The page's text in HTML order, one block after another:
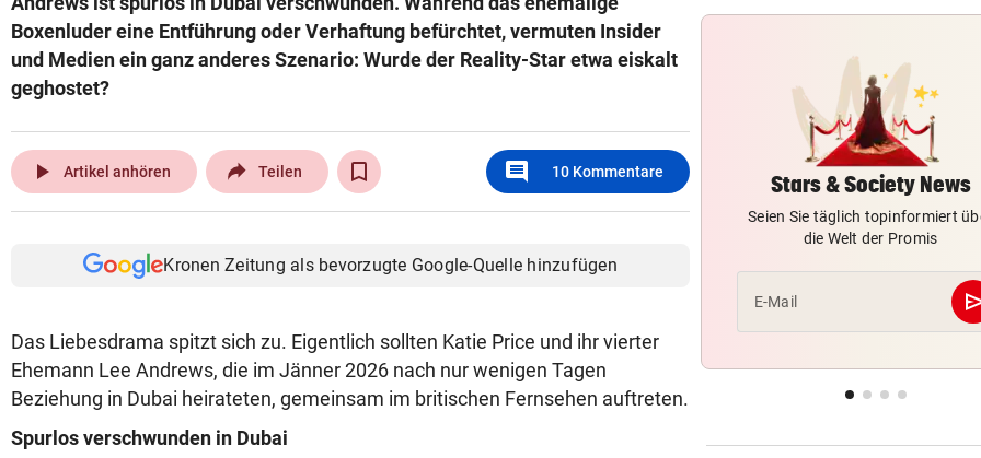
Boxenluder eine Entführung oder Verhaftung befürchtet, vermuten Insider
und Medien ein ganz anderes Szenario: Wurde der Reality-Star etwa eiskalt
geghostet?
play_arrow Artikel anhören Teilen comment 10 Kommentare
Kronen Zeitung als bevorzugte Google-Quelle hinzufügen
Das Liebesdrama spitzt sich zu. Eigentlich sollten Katie Price und ihr vierter
Ehemann Lee Andrews, die im Jänner 2026 nach nur wenigen Tagen
Beziehung in Dubai heirateten, gemeinsam im britischen Fernsehen auftreten.
Spurlos verschwunden in Dubai
Zverev schimpft nach Aus:
schlechteste Match“
POLIZEI SUCHT ZEUGEN
Bub (4) trieb regungslos im
Wasser – reanimiert!
TÜR VEREITELT ÜBERFALL
ABKOCH-EMPFEHLUNG vor
Stars & Society News
Seien Sie täglich topinformiert
die Welt der Promis
E-Mail